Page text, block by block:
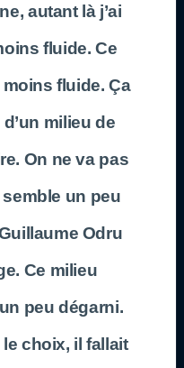
autant là j’ai
fluide. Ce
fluide. Ça
milieu de
On ne va pas
un peu
Odru
Ce milieu
peu dégarni.
le choix, il fallait